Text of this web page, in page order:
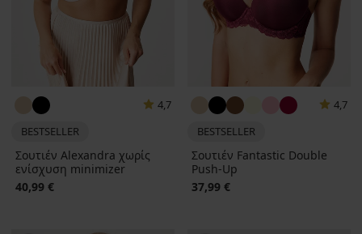
4,7
BESTSELLER
Σουτιέν Alexandra χωρίς
ενίσχυση minimizer
40,99 €
4,7
BESTSELLER
Σουτιέν Fantastic Double
Push-Up
37,99 €